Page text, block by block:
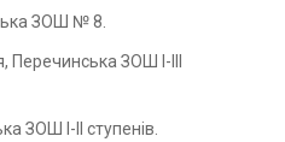
ЗОШ № 8.
ЗОШ І-ІІІ
ЗОШ І-ІІ ступенів.